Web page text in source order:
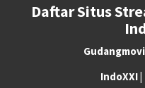
Daftar Situs
IndoXXI |